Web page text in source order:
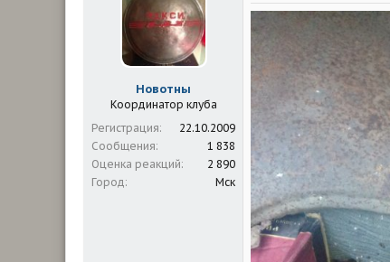
а
л
а
Новотны
Координатор клуба
Регистрация
22.10.2009
Сообщения
1 838
Оценка реакций
2 890
Город
Мск